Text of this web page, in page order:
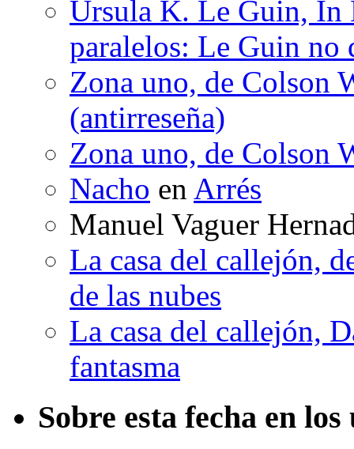
Ursula K. Le Guin, In
paralelos: Le Guin no
Zona uno, de Colson
(antirreseña)
Zona uno, de Colson
Nacho en Arrés
Manuel Vaguer
La casa del callejón,
de las nubes
La casa del callejón,
fantasma
Sobre esta fecha en